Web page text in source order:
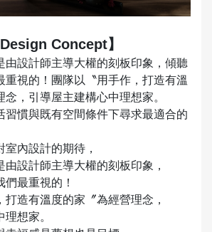
Concept】
由設計師主導大權的刻板印象，傾聽
重視的！團隊以〝用手作，打造有溫
念，引導屋主建構心中理想家。
習慣與既有空間條件下尋求最適合的
內設計的期待，
設計師主導大權的刻板印象，
最重視的！
打造有溫度的家〞為經營理念，
想家。